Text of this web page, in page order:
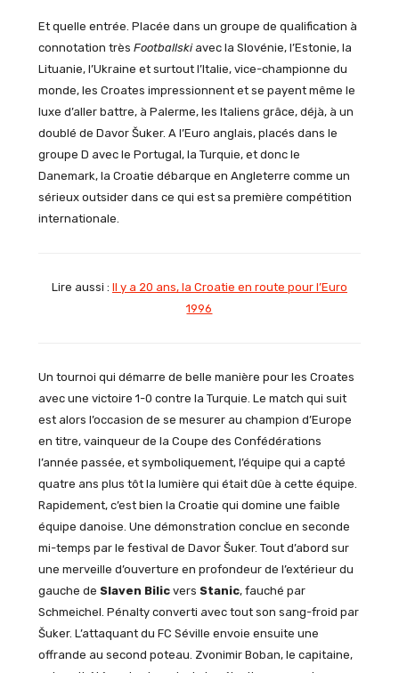
Et quelle entrée. Placée dans un groupe de qualification à
connotation très Footballskiavec la Slovénie, l’Estonie, la
Lituanie, l’Ukraine et surtout l’Italie, vice-championne du
monde, les Croates impressionnent et se payent même le
luxe d’aller battre, à Palerme, les Italiens grâce, déjà, à un
doublé de Davor Šuker. A l’Euro anglais, placés dans le
groupe D avec le Portugal, la Turquie, et donc le
Danemark, la Croatie débarque en Angleterre comme un
sérieux outsider dans ce qui est sa première compétition
internationale.
Lire aussi : Il y a 20 ans, la Croatie en route pour l’Euro
1996
Un tournoi qui démarre de belle manière pour les Croates
avec une victoire 1-0 contre la Turquie. Le match qui suit
est alors l’occasion de se mesurer au champion d’Europe
en titre, vainqueur de la Coupe des Confédérations
l’année passée, et symboliquement, l’équipe qui a capté
quatre ans plus tôt la lumière qui était dûe à cette équipe.
Rapidement, c’est bien la Croatie qui domine une faible
équipe danoise. Une démonstration conclue en seconde
mi-temps par le festival de Davor Šuker. Tout d’abord sur
une merveille d’ouverture en profondeur de l’extérieur du
gauche de Slaven Bilicvers Stanic, fauché par
Schmeichel. Pénalty converti avec tout son sang-froid par
Šuker. L’attaquant du FC Séville envoie ensuite une
offrande au second poteau. Zvonimir Boban, le capitaine,